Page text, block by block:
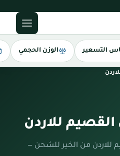
التسعير الوزن الحجمي
للاردن
من الخير للشحن —